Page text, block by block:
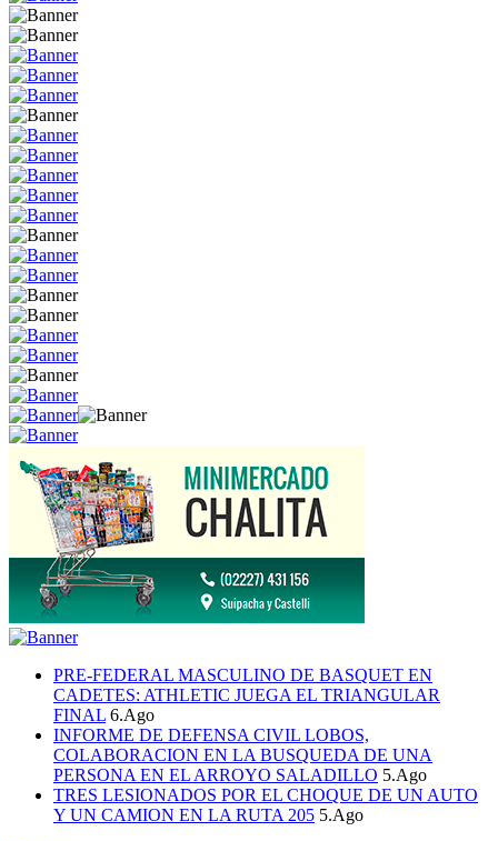
PRE-FEDERAL MASCULINO DE BASQUET EN
CADETES: ATHLETIC JUEGA EL TRIANGULAR
FINAL 6.Ago
INFORME DE DEFENSA CIVIL LOBOS,
COLABORACION EN LA BUSQUEDA DE UNA
PERSONA EN EL ARROYO SALADILLO 5.Ago
TRES LESIONADOS POR EL CHOQUE DE UN AUTO
Y UN CAMION EN LA RUTA 205 5.Ago